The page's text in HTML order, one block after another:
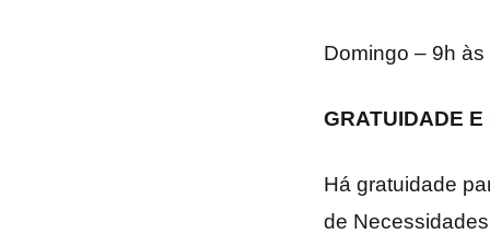
Domingo – 9h às
GRATUIDADE E
Há gratuidade
de Necessidades